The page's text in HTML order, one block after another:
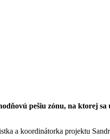
pešiu zónu, na ktorej sa
a koordinátorka projektu